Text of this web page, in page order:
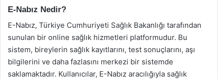
E-Nabız Nedir?
E-Nabız, Türkiye Cumhuriyeti Sağlık Bakanlığı tarafından
sunulan bir online sağlık hizmetleri platformudur. Bu
sistem, bireylerin sağlık kayıtlarını, test sonuçlarını, aşı
bilgilerini ve daha fazlasını merkezi bir sistemde
saklamaktadır. Kullanıcılar, E-Nabız aracılığıyla sağlık